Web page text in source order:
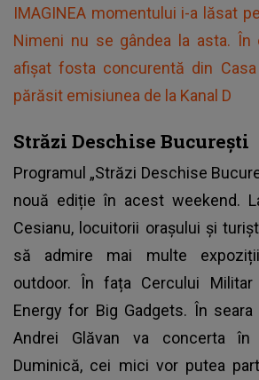
IMAGINEA momentului i-a lăsat
Nimeni nu se gândea la asta. În
afișat fosta concurentă din
părăsit emisiunea de la Kanal D
Străzi Deschise București
Programul „Străzi Deschise
nouă ediție în acest weekend.
Cesianu, locuitorii orașului și
să admire mai multe
outdoor. În fața Cercului
Energy for Big Gadgets. În
Andrei Glăvan va concerta în
Duminică, cei mici vor putea